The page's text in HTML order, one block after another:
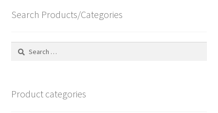
Search Products/Categories
Search
Product categories